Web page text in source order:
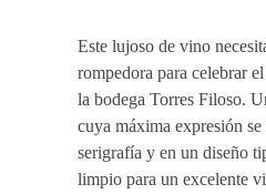
Este lujoso de vino
rompedora para celebrar
la bodega Torres Filoso.
cuya máxima expresión
serigrafía y en un diseño
limpio para un excelente